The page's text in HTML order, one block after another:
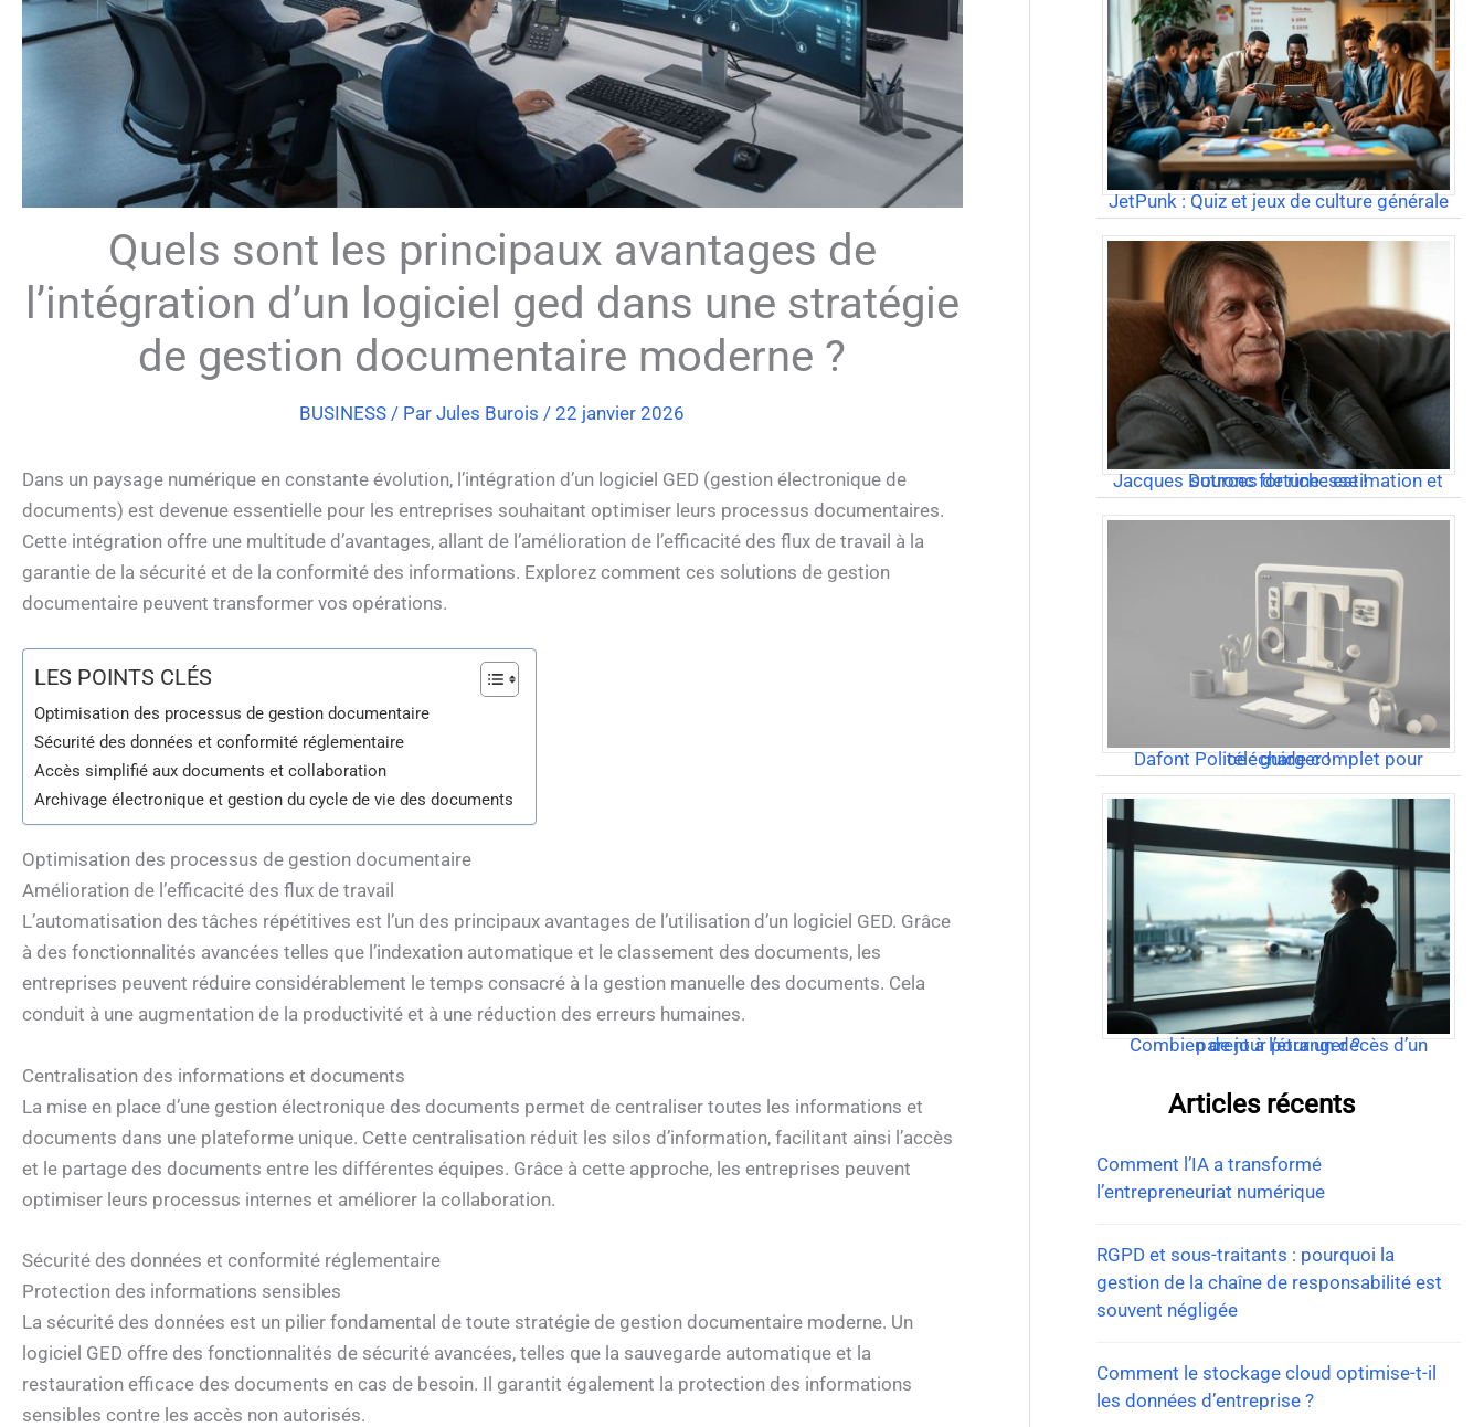
Quels sont les principaux avantages de
l’intégration d’un logiciel ged dans une stratégie
de gestion documentaire moderne ?
BUSINESS / ParJules Burois/22 janvier 2026
Dans un paysage numérique en constante évolution, l’intégration d’un logiciel GED (gestion électronique de
documents) est devenue essentielle pour les entreprises souhaitant optimiser leurs processus documentaires.
Cette intégration offre une multitude d’avantages, allant de l’amélioration de l’efficacité des flux de travail à la
garantie de la sécurité et de la conformité des informations. Explorez comment ces solutions de gestion
documentaire peuvent transformer vos opérations.
LES POINTS CLÉS
Optimisation des processus de gestion documentaire
Sécurité des données et conformité réglementaire
Accès simplifié aux documents et collaboration
Archivage électronique et gestion du cycle de vie des documents
Optimisation des processus de gestion documentaire
Amélioration de l’efficacité des flux de travail
L’automatisation des tâches répétitives est l’un des principaux avantages de l’utilisation d’un logiciel GED. Grâce
à des fonctionnalités avancées telles que l’indexation automatique et le classement des documents, les
entreprises peuvent réduire considérablement le temps consacré à la gestion manuelle des documents. Cela
conduit à une augmentation de la productivité et à une réduction des erreurs humaines.
Centralisation des informations et documents
La mise en place d’une gestion électronique des documents permet de centraliser toutes les informations et
documents dans une plateforme unique. Cette centralisation réduit les silos d’information, facilitant ainsi l’accès
et le partage des documents entre les différentes équipes. Grâce à cette approche, les entreprises peuvent
optimiser leurs processus internes et améliorer la collaboration.
Sécurité des données et conformité réglementaire
Protection des informations sensibles
La sécurité des données est un pilier fondamental de toute stratégie de gestion documentaire moderne. Un
logiciel GED offre des fonctionnalités de sécurité avancées, telles que la sauvegarde automatique et la
restauration efficace des documents en cas de besoin. Il garantit également la protection des informations
sensibles contre les accès non autorisés.
JetPunk : Quiz et jeux de culture générale
Jacques Dutronc fortune : estimation et sources de richesse !
Dafont Police : guide complet pour télécharger !
Combien de jour pour un décès d’un parent à l’étranger ?
Articles récents
Comment l’IA a transformé
l’entrepreneuriat numérique
RGPD et sous-traitants : pourquoi la
gestion de la chaîne de responsabilité est
souvent négligée
Comment le stockage cloud optimise-t-il
les données d’entreprise ?